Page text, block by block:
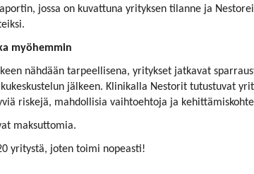
jossa on kuvattuna yrityksen tilanne ja
myöhemmin
nähdään tarpeellisena, yritykset jatkavat
jälkeen. Klinikalla Nestorit tutustuvat
riskejä, mahdollisia vaihtoehtoja ja
maksuttomia.
yritystä, joten toimi nopeasti!